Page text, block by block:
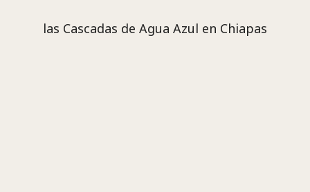
las Cascadas de Agua Azul en Chiapas